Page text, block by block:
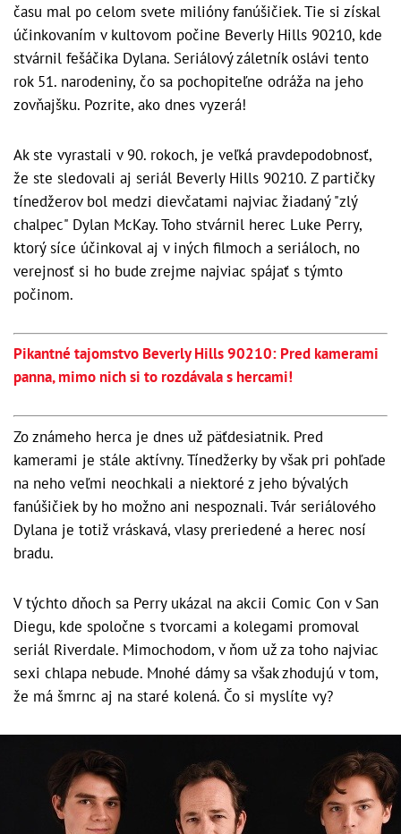
času mal po celom svete milióny fanúšičiek. Tie si získal
účinkovaním v kultovom počine Beverly Hills 90210, kde
stvárnil fešáčika Dylana. Seriálový záletník oslávi tento
rok 51. narodeniny, čo sa pochopiteľne odráža na jeho
zovňajšku. Pozrite, ako dnes vyzerá!
Ak ste vyrastali v 90. rokoch, je veľká pravdepodobnosť,
že ste sledovali aj seriál Beverly Hills 90210. Z partičky
tínedžerov bol medzi dievčatami najviac žiadaný "zlý
chalpec" Dylan McKay. Toho stvárnil herec Luke Perry,
ktorý síce účinkoval aj v iných filmoch a seriáloch, no
verejnosť si ho bude zrejme najviac spájať s týmto
počinom.
Pikantné tajomstvo Beverly Hills 90210: Pred kamerami
panna, mimo nich si to rozdávala s hercami!
Zo známeho herca je dnes už päťdesiatnik. Pred
kamerami je stále aktívny. Tínedžerky by však pri pohľade
na neho veľmi neochkali a niektoré z jeho bývalých
fanúšičiek by ho možno ani nespoznali. Tvár seriálového
Dylana je totiž vráskavá, vlasy preriedené a herec nosí
bradu.
V týchto dňoch sa Perry ukázal na akcii Comic Con v San
Diegu, kde spoločne s tvorcami a kolegami promoval
seriál Riverdale. Mimochodom, v ňom už za toho najviac
sexi chlapa nebude. Mnohé dámy sa však zhodujú v tom,
že má šmrnc aj na staré kolená. Čo si myslíte vy?